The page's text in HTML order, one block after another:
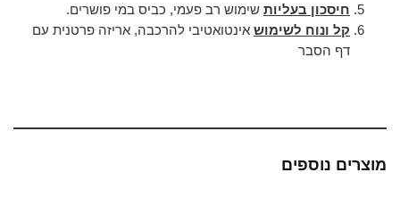
חיסכון בעליות שימוש רב פעמי, כביס במי פושרים.
קל ונוח לשימוש אינטואטיבי להרכבה, אריזה פרטנית עם
דף הסבר
מוצרים נוספים